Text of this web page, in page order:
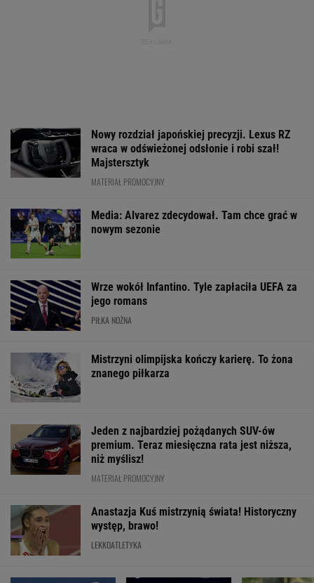
Nowy rozdział japońskiej precyzji. Lexus RZ
wraca w odświeżonej odsłonie i robi szał!
Majstersztyk
MATERIAŁ PROMOCYJNY
Media: Alvarez zdecydował. Tam chce grać w
nowym sezonie
Wrze wokół Infantino. Tyle zapłaciła UEFA za
jego romans
PIŁKA NOŻNA
Mistrzyni olimpijska kończy karierę. To żona
znanego piłkarza
Jeden z najbardziej pożądanych SUV-ów
premium. Teraz miesięczna rata jest niższa,
niż myślisz!
MATERIAŁ PROMOCYJNY
Anastazja Kuś mistrzynią świata! Historyczny
występ, brawo!
LEKKOATLETYKA